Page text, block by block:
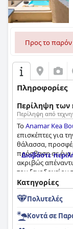
Προς το
Πληροφορίες
Περίληψη των
Περίληψη από
ΤοAnamar Kea
επισκέπτες για
θάλασσα,
πρόσβαση σε ένα
ακριβώς
του ξενοδοχείου
θάλασσα είναι
ευρέως για τη
ορισμένοι
μινιμαλιστικό
ορισμένα
Διαβάστε
Κατηγορίες
Πολυτελές
Κοντά σε